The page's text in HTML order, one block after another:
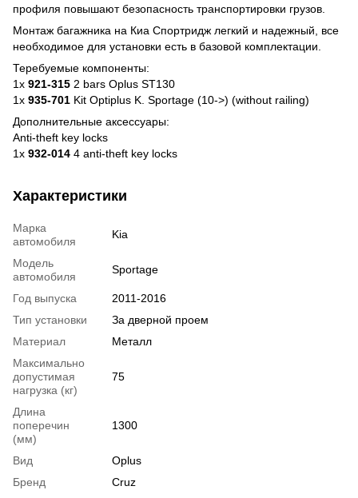
профиля повышают безопасность транспортировки грузов.
Монтаж багажника на Киа Спортридж легкий и надежный, все
необходимое для установки есть в базовой комплектации.
Теребуемые компоненты:
1x 921-315 2 bars Oplus ST130
1x 935-701 Kit Optiplus K. Sportage (10->) (without railing)
Дополнительные аксессуары:
Anti-theft key locks
1x 932-014 4 anti-theft key locks
Характеристики
Марка
автомобиля
Kia
Модель
автомобиля
Sportage
Год выпуска
2011-2016
Тип установки
За дверной проем
Материал
Металл
Максимально
допустимая
нагрузка (кг)
75
Длина
поперечин
(мм)
1300
Вид
Oplus
Бренд
Cruz